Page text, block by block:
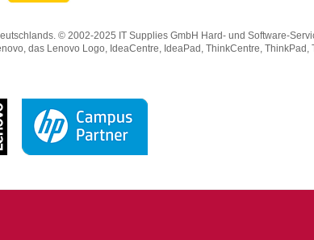
© 2002-2025 IT Supplies GmbH Hard- und Software-
das Lenovo Logo, IdeaCentre, IdeaPad, ThinkCentre,